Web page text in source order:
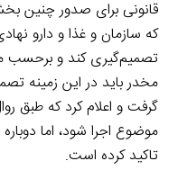
قانونی برای صدور چنین
که سازمان و غذا و دارو
مخدر باید در این زمینه
گرفت و اعلام کرد که طبق
موضوع اجرا شود، اما
تاکید کرده است.